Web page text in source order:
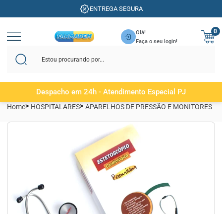
ENTREGA SEGURA
Olá!
Faça o seu login!
0
Despacho em 24h - Atendimento Especial PJ
Home HOSPITALARES APARELHOS DE PRESSÃO E MONITORES